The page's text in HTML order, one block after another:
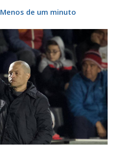
Menos de um minuto